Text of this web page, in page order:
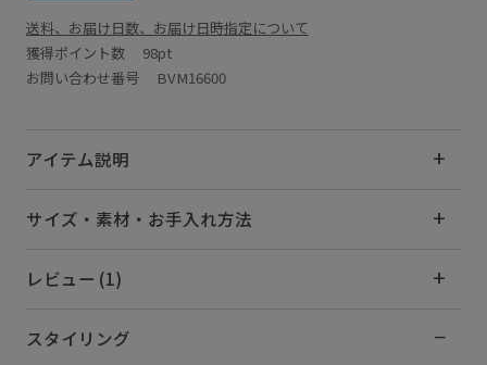
送料、お届け日数、お届け日時指定について
獲得ポイント数 98pt
お問い合わせ番号 BVM16600
アイテム説明
サイズ・素材・お手入れ方法
レビュー (1)
スタイリング